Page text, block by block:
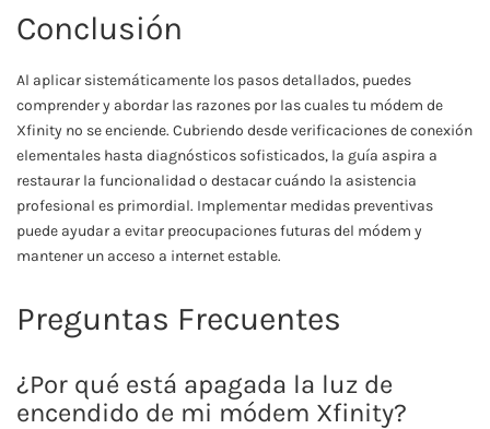
Conclusión
Al aplicar sistemáticamente los pasos detallados, puedes
comprender y abordar las razones por las cuales tu módem de
Xfinity no se enciende. Cubriendo desde verificaciones de conexión
elementales hasta diagnósticos sofisticados, la guía aspira a
restaurar la funcionalidad o destacar cuándo la asistencia
profesional es primordial. Implementar medidas preventivas
puede ayudar a evitar preocupaciones futuras del módem y
mantener un acceso a internet estable.
Preguntas Frecuentes
¿Por qué está apagada la luz de
encendido de mi módem Xfinity?